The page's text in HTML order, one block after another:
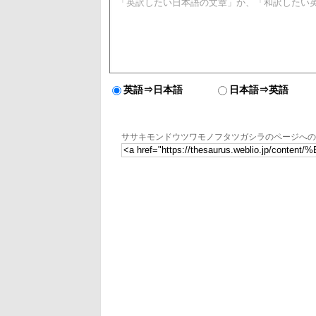
英語⇒日本語 日本語⇒英語
ササキモンドウツワモノフタツガシラのページへ